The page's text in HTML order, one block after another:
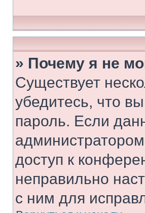
» Почему я не
Существует
убедитесь, что
пароль. Если
доступ к
неправильно
с ним для